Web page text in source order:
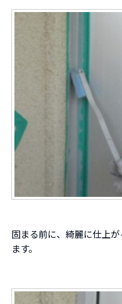
固まる前に、綺麗に仕上
ます。